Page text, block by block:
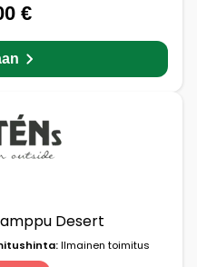
€
Desert
Ilmainen toimitus